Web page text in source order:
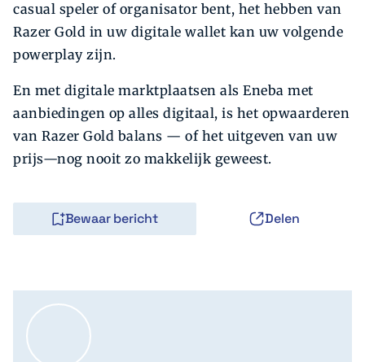
casual speler of organisator bent, het hebben van
Razer Gold in uw digitale wallet kan uw volgende
powerplay zijn.
En met digitale marktplaatsen als Eneba met
aanbiedingen op alles digitaal, is het opwaarderen
van Razer Gold balans — of het uitgeven van uw
prijs—nog nooit zo makkelijk geweest.
Bewaar bericht Delen